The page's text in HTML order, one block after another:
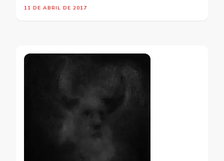
11 DE ABRIL DE 2017